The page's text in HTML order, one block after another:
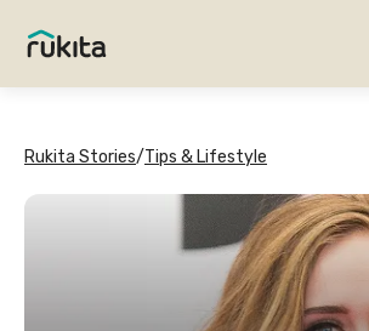
Rukita Stories/Tips & Lifestyle